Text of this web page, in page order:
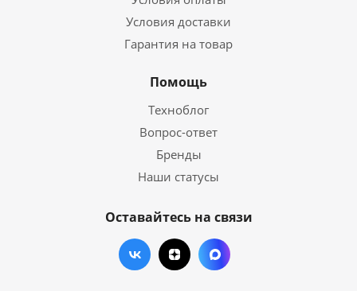
Условия доставки
Гарантия на товар
Помощь
Техноблог
Вопрос-ответ
Бренды
Наши статусы
Оставайтесь на связи